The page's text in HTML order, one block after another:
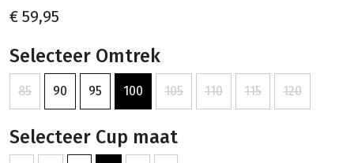
€ 59,95
Selecteer Omtrek
85 90 95 100 105 110 115 120
Selecteer Cup maat